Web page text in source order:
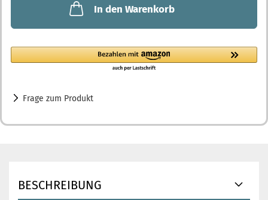
In den Warenkorb
Frage zum Produkt
BESCHREIBUNG